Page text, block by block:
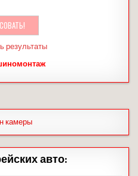
результаты
камеры
авто: